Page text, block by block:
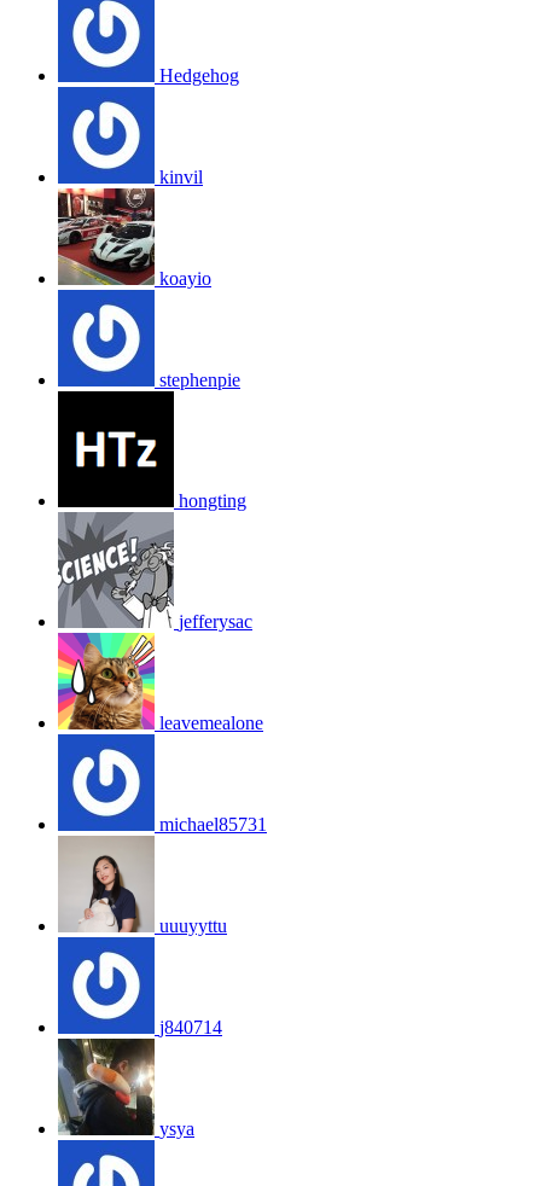
Hedgehog
kinvil
koayio
stephenpie
hongting
jefferysac
leavemealone
michael85731
uuuyyttu
j840714
ysya